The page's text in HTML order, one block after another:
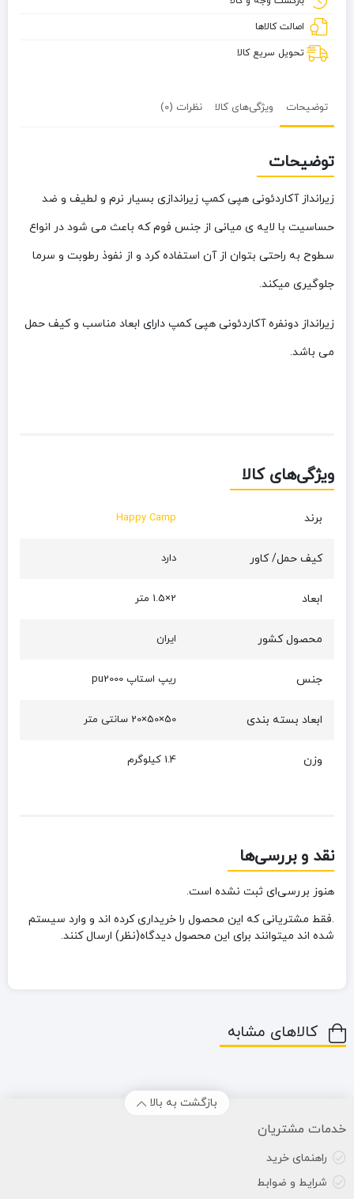
اصالت کالاها
تحویل سریع کالا
توضیحات ویژگی‌های کالا نظرات (0)
توضیحات
زیرانداز آکاردئونی هپی کمپ زیراندازی بسیار نرم و لطیف و ضد
حساسیت با لایه ی میانی از جنس فوم که باعث می شود در انواع
سطوح به راحتی بتوان از آن استفاده کرد و از نفوذ رطوبت و سرما
جلوگیری میکند.
زیرانداز دونفره آکاردئونی هپی کمپ دارای ابعاد مناسب و کیف حمل
می باشد.
ویژگی‌های کالا
برند Happy Camp
کیف حمل/ کاور دارد
ابعاد 2×1.5 متر
محصول کشور ایران
جنس ریپ استاپ pu2000
ابعاد بسته بندی 50×50×20 سانتی متر
وزن 1.4 کیلوگرم
نقد و بررسی‌ها
هنوز بررسی‌ای ثبت نشده است.
.فقط مشتریانی که این محصول را خریداری کرده اند و وارد سیستم
شده اند میتوانند برای این محصول دیدگاه(نظر) ارسال کنند.
کالاهای مشابه
بازگشت به بالا
خدمات مشتریان
راهنمای خرید
شرایط و ضوابط